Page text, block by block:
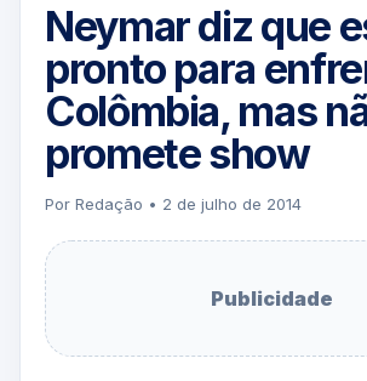
Neymar diz que
pronto para
Colômbia, mas
promete show
Por Redação • 2 de julho de 2014
Publicidade